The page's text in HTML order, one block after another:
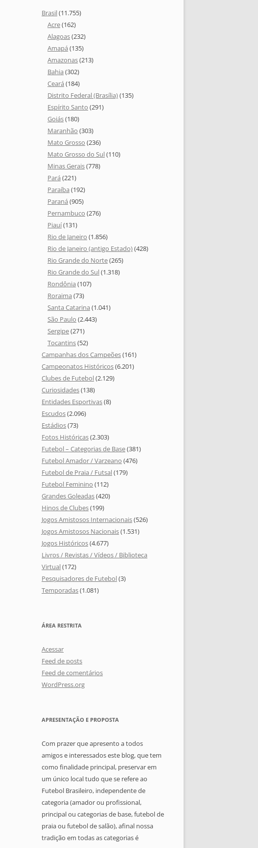
Brasil(11.755)
Acre(162)
Alagoas(232)
Amapá (135)
Amazonas(213)
Bahia (302)
Ceará (184)
Distrito Federal (Brasília)(135)
Espírito Santo (291)
Goiás(180)
Maranhão (303)
Mato Grosso (236)
Mato Grosso do Sul(110)
Minas Gerais(778)
Pará (221)
Paraíba (192)
Paraná (905)
Pernambuco (276)
Piauí(131)
Rio de Janeiro (1.856)
Rio de Janeiro (antigo Estado)(428)
Rio Grande do Norte(265)
Rio Grande do Sul(1.318)
Rondônia (107)
Roraima (73)
Santa Catarina (1.041)
São Paulo (2.443)
Sergipe(271)
Tocantins(52)
Campanhas dos Campeões(161)
Campeonatos Históricos(6.201)
Clubes de Futebol(2.129)
Curiosidades(138)
Entidades Esportivas(8)
Escudos(2.096)
Estádios(73)
Fotos Históricas(2.303)
Futebol – Categorias de Base(381)
Futebol Amador / Varzeano (476)
Futebol de Praia / Futsal(179)
Futebol Feminino (112)
Grandes Goleadas(420)
Hinos de Clubes(199)
Jogos Amistosos Internacionais(526)
Jogos Amistosos Nacionais(1.531)
Jogos Históricos(4.677)
Livros / Revistas / Vídeos / Biblioteca
Virtual(172)
Pesquisadores de Futebol(3)
Temporadas(1.081)
ÁREA RESTRITA
Acessar
Feed de posts
Feed de comentários
WordPress.org
APRESENTAÇÃO E PROPOSTA
Com prazer que apresento a todos
amigos e interessados este blog, que tem
como finalidade principal, preservar em
um único local tudo que se refere ao
Futebol Brasileiro, independente de
categoria (amador ou profissional,
principal ou categorias de base, futebol de
praia ou futebol de salão), afinal nossa
tradição em todas as categorias é